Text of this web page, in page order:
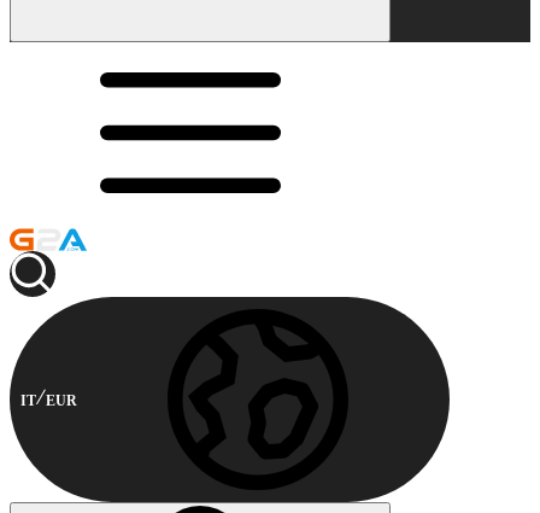
IT EUR